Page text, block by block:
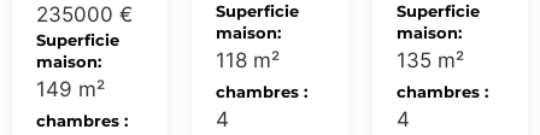
235000 €
Superficie
maison:
149 m²
chambres :
Superficie
maison:
118 m²
chambres :
4
Superficie
maison:
135 m²
chambres :
4